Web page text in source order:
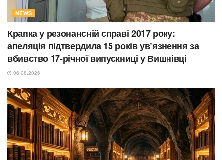
NEWS
Крапка у резонансній справі 2017 року:
апеляція підтвердила 15 років ув’язнення за
вбивство 17-річної випускниці у Вишнівці
06.08.2026